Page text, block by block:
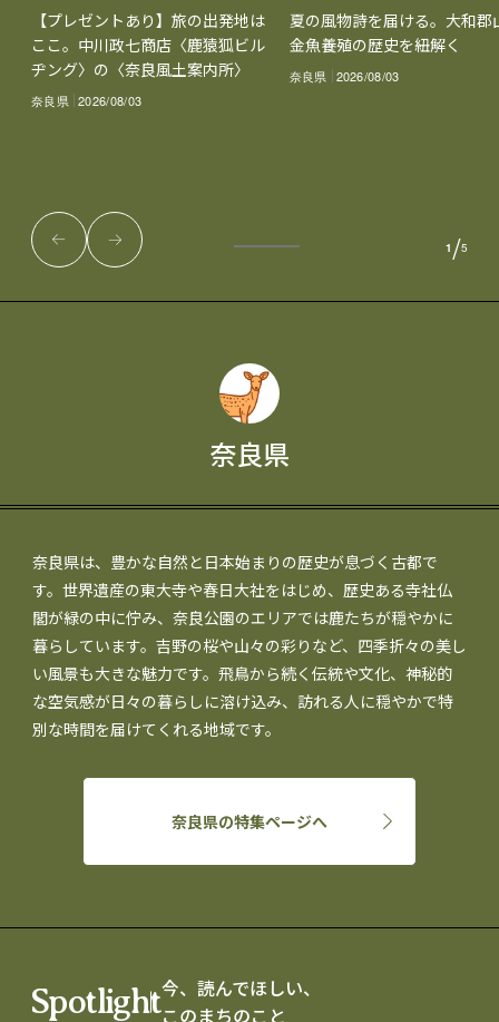
奈良県
奈良県は、豊かな自然と日本始まりの歴史が息づく古都で
す。世界遺産の東大寺や春日大社をはじめ、歴史ある寺社仏
閣が緑の中に佇み、奈良公園のエリアでは鹿たちが穏やかに
暮らしています。吉野の桜や山々の彩りなど、四季折々の美し
い風景も大きな魅力です。飛鳥から続く伝統や文化、神秘的
な空気感が日々の暮らしに溶け込み、訪れる人に穏やかで特
別な時間を届けてくれる地域です。
奈良県の特集ページへ
【プレゼントあり】旅の出発地は
ここ。中川政七商店〈鹿猿狐ビル
ヂング〉の〈奈良風土案内所〉
奈良県 2026/08/03
夏の風物詩を届ける。大和郡
金魚養殖の歴史を紐解く
奈良県 2026/08/03
1 /5
Spotlight今、読んでほしい、
このまちのこと